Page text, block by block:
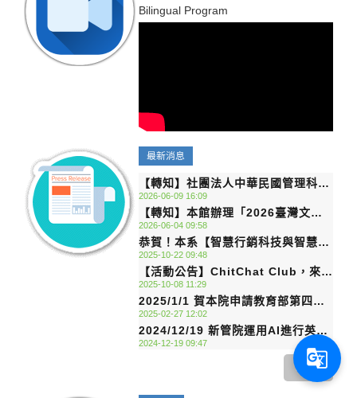
Bilingual Program
最新消息
【轉知】社團法人中華民國管理科學
學會辦理115年「管理獎章」、「李
國鼎管理獎章」及「呂鳳章先生紀念
獎章」徵選活動，敬請協助轉知貴校
相關系所進行廣宣事宜，並踴躍報名
參選。
2026-06-09 16:09
【轉知】本館辦理「2026臺灣文學
數位遊戲腳本徵選」，報名期間自即
日起至2026年8月16日截止，敬請貴
校協助轉知師生踴躍報名參加，請查
照。
2026-06-04 09:58
恭賀！本系【智慧行銷科技與智慧
3D設計跨領域創新人才培育計畫】
通過教育部補助300萬！
2025-10-22 09:48
【活動公告】ChitChat Club，來和
外國人講英文!!
2025-10-08 11:29
2025/1/1 賀本院申請教育部第四期
(114-116)大學社會責任實踐計畫兩
案皆獲通過
2025-02-27 12:02
2024/12/19 新管院運用AI進行英語
學習前導計畫
2024-12-19 09:47
more
g_translate